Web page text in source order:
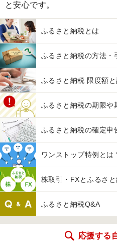
と安心です。
ふるさと納税とは
ふるさと納税の方法・
ふるさと納税 限度額
ふるさと納税の期限や
ふるさと納税の確定申
ワンストップ特例とは
株取引・FXとふるさ
ふるさと納税Q&A
応援する